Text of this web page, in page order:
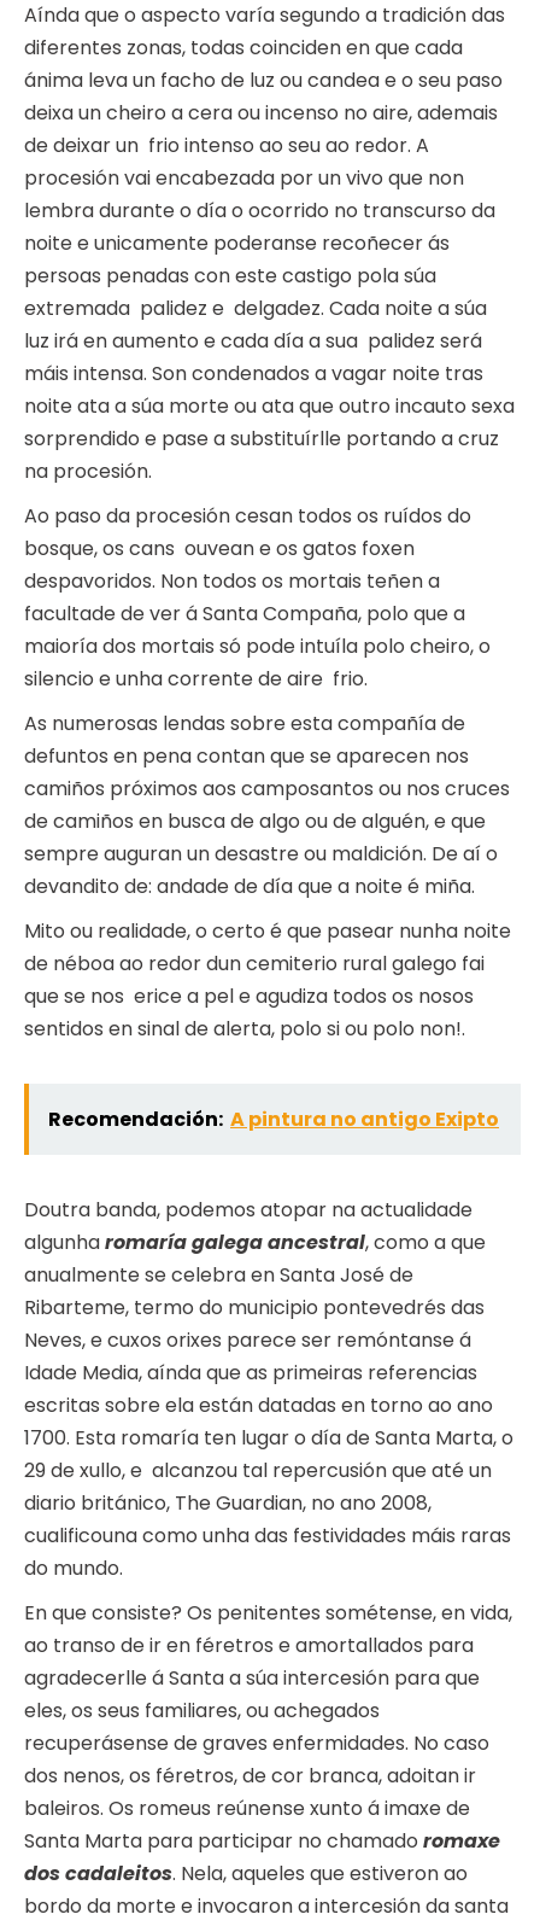
Aínda que o aspecto varía segundo a tradición das
diferentes zonas, todas coinciden en que cada
ánima leva un facho de luz ou candea e o seu paso
deixa un cheiro a cera ou incenso no aire, ademais
de deixar un frio intenso ao seu ao redor. A
procesión vai encabezada por un vivo que non
lembra durante o día o ocorrido no transcurso da
noite e unicamente poderanse recoñecer ás
persoas penadas con este castigo pola súa
extremada palidez e delgadez. Cada noite a súa
luz irá en aumento e cada día a sua palidez será
máis intensa. Son condenados a vagar noite tras
noite ata a súa morte ou ata que outro incauto sexa
sorprendido e pase a substituírlle portando a cruz
na procesión.
Ao paso da procesión cesan todos os ruídos do
bosque, os cans ouvean e os gatos foxen
despavoridos. Non todos os mortais teñen a
facultade de ver á Santa Compaña, polo que a
maioría dos mortais só pode intuíla polo cheiro, o
silencio e unha corrente de aire frio.
As numerosas lendas sobre esta compañía de
defuntos en pena contan que se aparecen nos
camiños próximos aos camposantos ou nos cruces
de camiños en busca de algo ou de alguén, e que
sempre auguran un desastre ou maldición. De aí o
devandito de: andade de día que a noite é miña.
Mito ou realidade, o certo é que pasear nunha noite
de néboa ao redor dun cemiterio rural galego fai
que se nos erice a pel e agudiza todos os nosos
sentidos en sinal de alerta, polo si ou polo non!.
Recomendación: A pintura no antigo Exipto
Doutra banda, podemos atopar na actualidade
algunharomaría galega ancestral, como a que
anualmente se celebra en Santa José de
Ribarteme, termo do municipio pontevedrés das
Neves, e cuxos orixes parece ser remóntanse á
Idade Media, aínda que as primeiras referencias
escritas sobre ela están datadas en torno ao ano
1700. Esta romaría ten lugar o día de Santa Marta, o
29 de xullo, e alcanzou tal repercusión que até un
diario británico, The Guardian, no ano 2008,
cualificouna como unha das festividades máis raras
do mundo.
En que consiste? Os penitentes sométense, en vida,
ao transo de ir en féretros e amortallados para
agradecerlle á Santa a súa intercesión para que
eles, os seus familiares, ou achegados
recuperásense de graves enfermidades. No caso
dos nenos, os féretros, de cor branca, adoitan ir
baleiros. Os romeus reúnense xunto á imaxe de
Santa Marta para participar no chamado romaxe
dos cadaleitos. Nela, aqueles que estiveron ao
bordo da morte e invocaron a intercesión da santa